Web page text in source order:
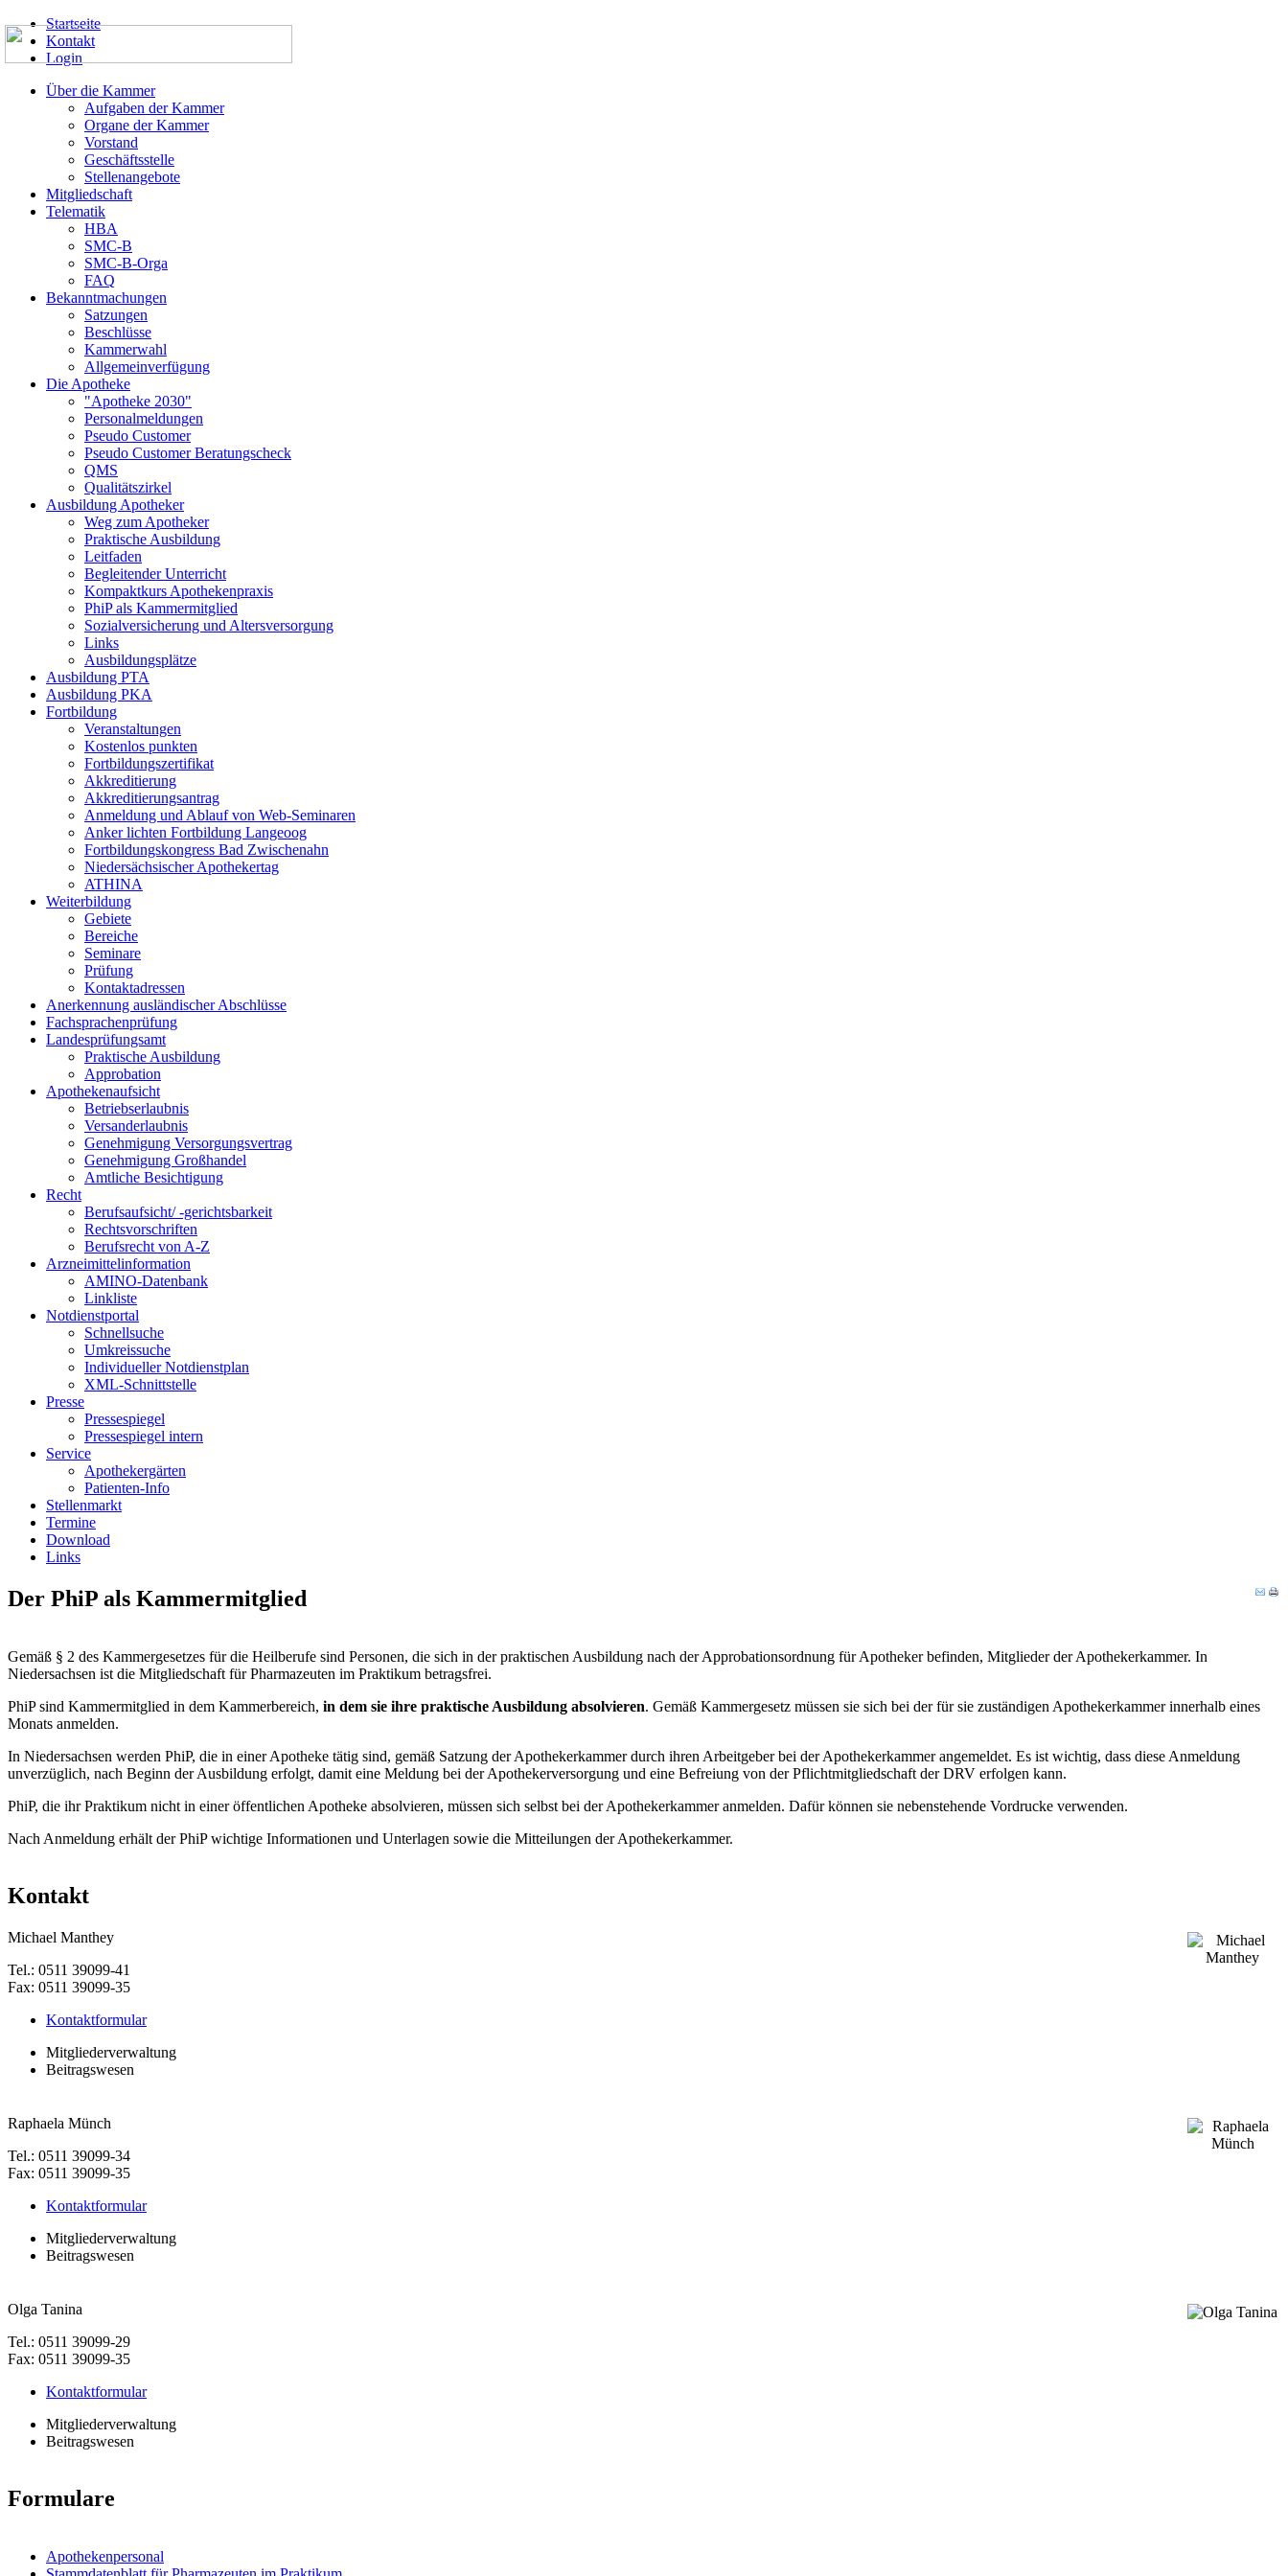
Startseite
Kontakt
Login
Über die Kammer
Aufgaben der Kammer
Organe der Kammer
Vorstand
Geschäftsstelle
Stellenangebote
Mitgliedschaft
Telematik
HBA
SMC-B
SMC-B-Orga
FAQ
Bekanntmachungen
Satzungen
Beschlüsse
Kammerwahl
Allgemeinverfügung
Die Apotheke
"Apotheke 2030"
Personalmeldungen
Pseudo Customer
Pseudo Customer Beratungscheck
QMS
Qualitätszirkel
Ausbildung Apotheker
Weg zum Apotheker
Praktische Ausbildung
Leitfaden
Begleitender Unterricht
Kompaktkurs Apothekenpraxis
PhiP als Kammermitglied
Sozialversicherung und Altersversorgung
Links
Ausbildungsplätze
Ausbildung PTA
Ausbildung PKA
Fortbildung
Veranstaltungen
Kostenlos punkten
Fortbildungszertifikat
Akkreditierung
Akkreditierungsantrag
Anmeldung und Ablauf von Web-Seminaren
Anker lichten Fortbildung Langeoog
Fortbildungskongress Bad Zwischenahn
Niedersächsischer Apothekertag
ATHINA
Weiterbildung
Gebiete
Bereiche
Seminare
Prüfung
Kontaktadressen
Anerkennung ausländischer Abschlüsse
Fachsprachenprüfung
Landesprüfungsamt
Praktische Ausbildung
Approbation
Apothekenaufsicht
Betriebserlaubnis
Versanderlaubnis
Genehmigung Versorgungsvertrag
Genehmigung Großhandel
Amtliche Besichtigung
Recht
Berufsaufsicht/ -gerichtsbarkeit
Rechtsvorschriften
Berufsrecht von A-Z
Arzneimittelinformation
AMINO-Datenbank
Linkliste
Notdienstportal
Schnellsuche
Umkreissuche
Individueller Notdienstplan
XML-Schnittstelle
Presse
Pressespiegel
Pressespiegel intern
Service
Apothekergärten
Patienten-Info
Stellenmarkt
Termine
Download
Links
Der PhiP als Kammermitglied
Gemäß § 2 des Kammergesetzes für die Heilberufe sind Personen, die sich in der praktischen Ausbildung nach der Approbationsordnung für Apotheker befinden, Mitglieder der Apothekerkammer. In
Niedersachsen ist die Mitgliedschaft für Pharmazeuten im Praktikum betragsfrei.
PhiP sind Kammermitglied in dem Kammerbereich, in dem sie ihre praktische Ausbildung absolvieren. Gemäß Kammergesetz müssen sie sich bei der für sie zuständigen Apothekerkammer innerhalb eines
Monats anmelden.
In Niedersachsen werden PhiP, die in einer Apotheke tätig sind, gemäß Satzung der Apothekerkammer durch ihren Arbeitgeber bei der Apothekerkammer angemeldet. Es ist wichtig, dass diese Anmeldung
unverzüglich, nach Beginn der Ausbildung erfolgt, damit eine Meldung bei der Apothekerversorgung und eine Befreiung von der Pflichtmitgliedschaft der DRV erfolgen kann.
PhiP, die ihr Praktikum nicht in einer öffentlichen Apotheke absolvieren, müssen sich selbst bei der Apothekerkammer anmelden. Dafür können sie nebenstehende Vordrucke verwenden.
Nach Anmeldung erhält der PhiP wichtige Informationen und Unterlagen sowie die Mitteilungen der Apothekerkammer.
Kontakt
Michael Manthey
Tel.: 0511 39099-41
Fax: 0511 39099-35
Kontaktformular
Mitgliederverwaltung
Beitragswesen
Raphaela Münch
Tel.: 0511 39099-34
Fax: 0511 39099-35
Kontaktformular
Mitgliederverwaltung
Beitragswesen
Olga Tanina
Tel.: 0511 39099-29
Fax: 0511 39099-35
Kontaktformular
Mitgliederverwaltung
Beitragswesen
Formulare
Apothekenpersonal